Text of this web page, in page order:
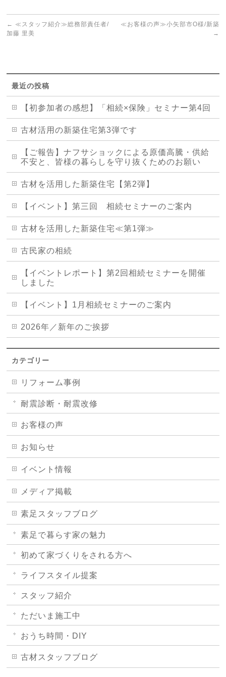
← ≪スタッフ紹介≫総務部責任者/
加藤 里美
≪お客様の声≫小矢部市O様/新築
→
最近の投稿
【初参加者の感想】「相続×保険」セミナー第4回
古材活用の新築住宅第3弾です
【ご報告】ナフサショックによる原価高騰・供給
不安と、皆様の暮らしを守り抜くためのお願い
古材を活用した新築住宅【第2弾】
【イベント】第三回 相続セミナーのご案内
古材を活用した新築住宅≪第1弾≫
古民家の相続
【イベントレポート】第2回相続セミナーを開催
しました
【イベント】1月相続セミナーのご案内
2026年／新年のご挨拶
カテゴリー
リフォーム事例
耐震診断・耐震改修
お客様の声
お知らせ
イベント情報
メディア掲載
素足スタッフブログ
素足で暮らす家の魅力
初めて家づくりをされる方へ
ライフスタイル提案
スタッフ紹介
ただいま施工中
おうち時間・DIY
古材スタッフブログ